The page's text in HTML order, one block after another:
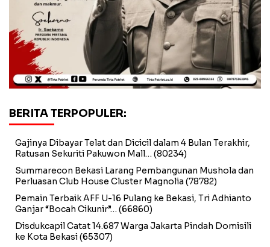
BERITA TERPOPULER:
Gajinya Dibayar Telat dan Dicicil dalam 4 Bulan Terakhir,
Ratusan Sekuriti Pakuwon Mall… (80234)
Summarecon Bekasi Larang Pembangunan Mushola dan
Perluasan Club House Cluster Magnolia (78782)
Pemain Terbaik AFF U-16 Pulang ke Bekasi, Tri Adhianto
Ganjar “Bocah Cikunir”… (66860)
Disdukcapil Catat 14.687 Warga Jakarta Pindah Domisili
ke Kota Bekasi(65307)